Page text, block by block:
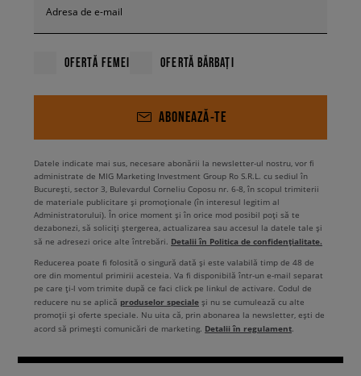
Adresa de e-mail
OFERTĂ FEMEI OFERTĂ BĂRBAȚI
ABONEAZĂ-TE
Datele indicate mai sus, necesare abonării la newsletter-ul nostru, vor fi
administrate de MIG Marketing Investment Group Ro S.R.L. cu sediul în
București, sector 3, Bulevardul Corneliu Coposu nr. 6-8, în scopul trimiterii
de materiale publicitare și promoționale (în interesul legitim al
Administratorului). În orice moment și în orice mod posibil poți să te
dezabonezi, să soliciți ștergerea, actualizarea sau accesul la datele tale și
să ne adresezi orice alte întrebări. Detalii în Politica de confidențialitate.
Reducerea poate fi folosită o singură dată și este valabilă timp de 48 de
ore din momentul primirii acesteia. Va fi disponibilă într-un e-mail separat
pe care ți-l vom trimite după ce faci click pe linkul de activare. Codul de
reducere nu se aplică produselor speciale și nu se cumulează cu alte
promoții și oferte speciale. Nu uita că, prin abonarea la newsletter, ești de
acord să primești comunicări de marketing. Detalii în regulament